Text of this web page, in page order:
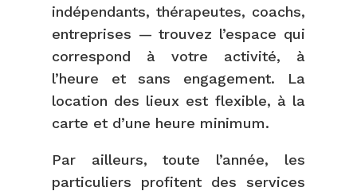
indépendants, thérapeutes, coachs,
entreprises — trouvez l’espace qui
correspond à votre activité, à
l’heure et sans engagement. La
location des lieux est flexible, à la
carte et d’une heure minimum.
Par ailleurs, toute l’année, les
particuliers profitent des services